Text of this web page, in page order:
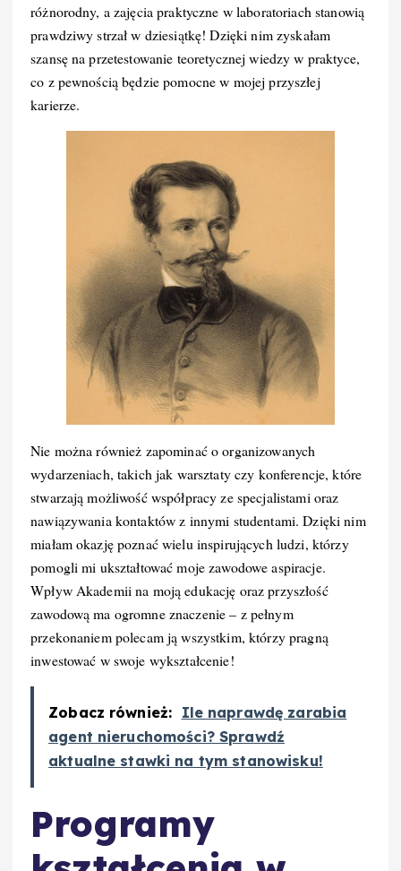
różnorodny, a zajęcia praktyczne w laboratoriach stanowią
prawdziwy strzał w dziesiątkę! Dzięki nim zyskałam
szansę na przetestowanie teoretycznej wiedzy w praktyce,
co z pewnością będzie pomocne w mojej przyszłej
karierze.
Nie można również zapominać o organizowanych
wydarzeniach, takich jak warsztaty czy konferencje, które
stwarzają możliwość współpracy ze specjalistami oraz
nawiązywania kontaktów z innymi studentami. Dzięki nim
miałam okazję poznać wielu inspirujących ludzi, którzy
pomogli mi ukształtować moje zawodowe aspiracje.
Wpływ Akademii na moją edukację oraz przyszłość
zawodową ma ogromne znaczenie – z pełnym
przekonaniem polecam ją wszystkim, którzy pragną
inwestować w swoje wykształcenie!
Zobacz również: Ile naprawdę zarabia
agent nieruchomości? Sprawdź
aktualne stawki na tym stanowisku!
Programy